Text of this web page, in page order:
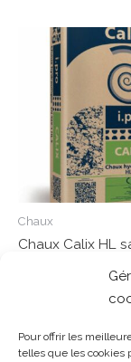
Pour offrir les
telles que les cookies
Chaux
Chaux Calix HL
5